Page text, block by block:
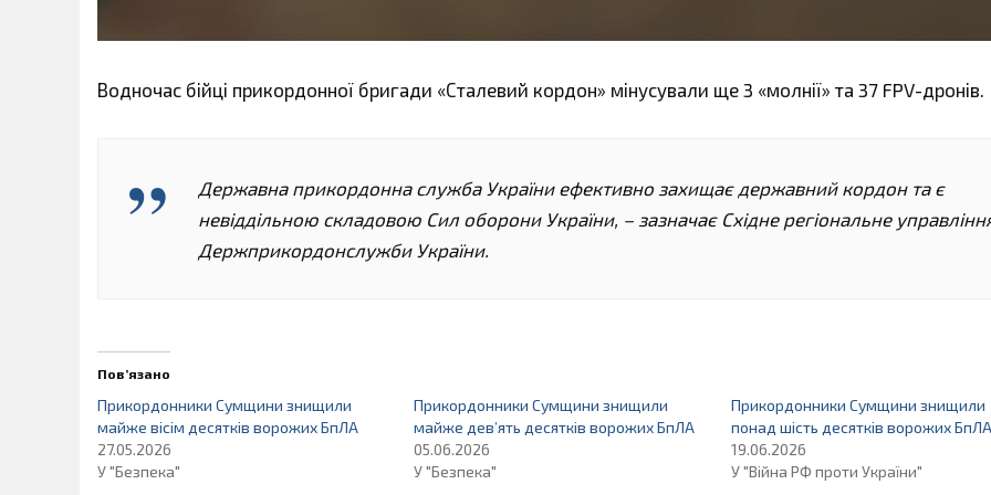
Водночас бійці прикордонної бригади «Сталевий кордон» мінусували ще 3 «молнії» та 37 FPV-дронів.
Державна прикордонна служба України ефективно захищає державний кордон та є
невіддільною складовою Сил оборони України, – зазначає Східне регіональне
Держприкордонслужби України.
Пов’язано
Прикордонники Сумщини знищили
майже вісім десятків ворожих БпЛА
27.05.2026
У "Безпека"
Прикордонники Сумщини знищили
майже дев’ять десятків ворожих БпЛА
05.06.2026
У "Безпека"
Прикордонники Сумщини знищили
понад шість десятків ворожих БпЛА
19.06.2026
У "Війна РФ проти України"